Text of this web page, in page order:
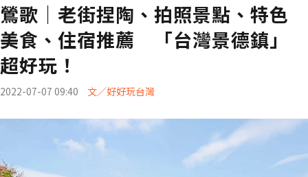
鶯歌｜老街捏陶、拍照景點、特色
美食、住宿推薦 「台灣景德鎮」
超好玩！
2022-07-07 09:40 文／好好玩台灣